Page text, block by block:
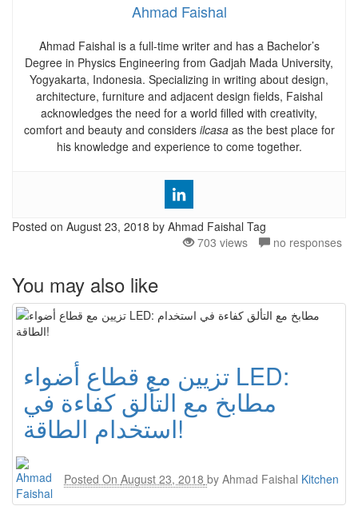
Ahmad Faishal
Ahmad Faishal is a full-time writer and has a Bachelor’s
Degree in Physics Engineering from Gadjah Mada University,
Yogyakarta, Indonesia. Specializing in writing about design,
architecture, furniture and adjacent design fields, Faishal
acknowledges the need for a world filled with creativity,
comfort and beauty and considers ilcasaas the best place for
his knowledge and experience to come together.
Posted on August 23, 2018 by Ahmad Faishal Tag
703 views
no responses
You may also like
تزيين مع قطاع أضواء LED:
مطابخ مع التألق كفاءة في
استخدام الطاقة!
Posted On August 23, 2018 by Ahmad Faishal Kitchen